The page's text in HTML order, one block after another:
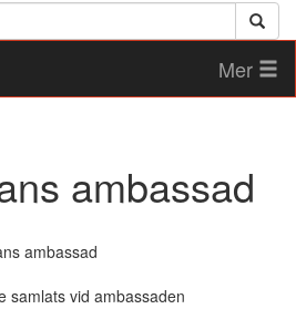
Mer
ambassad
ambassad
samlats vid ambassaden